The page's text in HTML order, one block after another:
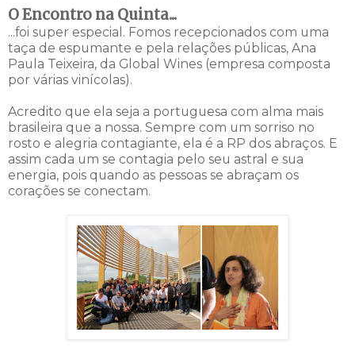
O Encontro na Quinta...
...foi super especial. Fomos recepcionados com uma
taça de espumante e pela relações públicas, Ana
Paula Teixeira, da Global Wines (empresa composta
por várias vinícolas).
Acredito que ela seja a portuguesa com alma mais
brasileira que a nossa. Sempre com um sorriso no
rosto e alegria contagiante, ela é a RP dos abraços. E
assim cada um se contagia pelo seu astral e sua
energia, pois quando as pessoas se abraçam os
corações se conectam.